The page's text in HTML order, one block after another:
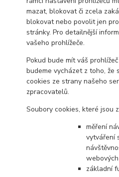
mazat, blokovat či zcela
blokovat nebo povolit jen
stránky. Pro detailnější
vašeho prohlížeče.
Pokud bude mít váš
budeme vycházet z toho, že
cookies ze strany našeho
zpracovatelů.
Soubory cookies, které jsou
měření
vytváření
základní